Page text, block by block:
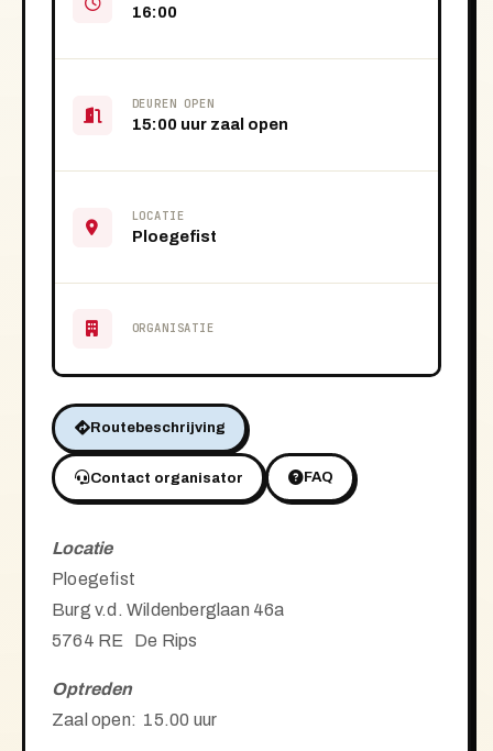
16:00
DEUREN OPEN
15:00 uur zaal open
LOCATIE
Ploegefist
ORGANISATIE
Routebeschrijving
Contact organisator FAQ
Locatie
Ploegefist
Burg v.d. Wildenberglaan 46a
5764 RE De Rips
Optreden
Zaal open: 15.00 uur